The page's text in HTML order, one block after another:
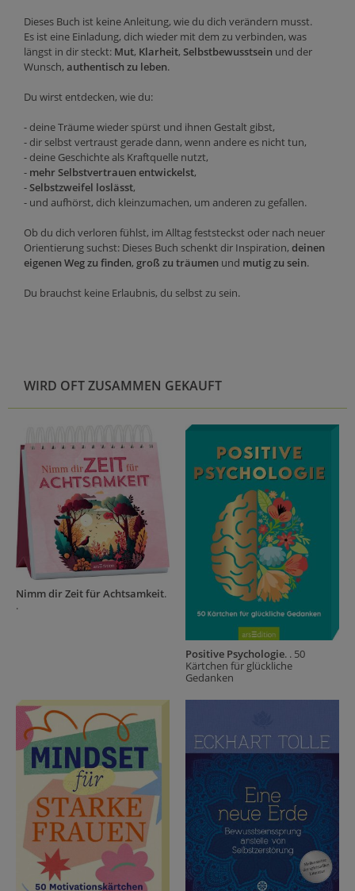
Dieses Buch ist keine Anleitung, wie du dich verändern musst.
Es ist eine Einladung, dich wieder mit dem zu verbinden, was
längst in dir steckt: Mut, Klarheit, Selbstbewusstsein und der
Wunsch, authentisch zu leben.
Du wirst entdecken, wie du:
- deine Träume wieder spürst und ihnen Gestalt gibst,
- dir selbst vertraust gerade dann, wenn andere es nicht tun,
- deine Geschichte als Kraftquelle nutzt,
- mehr Selbstvertrauen entwickelst,
-Selbstzweifel loslässt,
- und aufhörst, dich kleinzumachen, um anderen zu gefallen.
Ob du dich verloren fühlst, im Alltag feststeckst oder nach neuer
Orientierung suchst: Dieses Buch schenkt dir Inspiration, deinen
eigenen Weg zu finden, groß zu träumen und mutig zu sein.
Du brauchst keine Erlaubnis, du selbst zu sein.
WIRD OFT ZUSAMMEN GEKAUFT
Nimm dir Zeit für Achtsamkeit.
.
Positive Psychologie. . 50
Kärtchen für glückliche
Gedanken